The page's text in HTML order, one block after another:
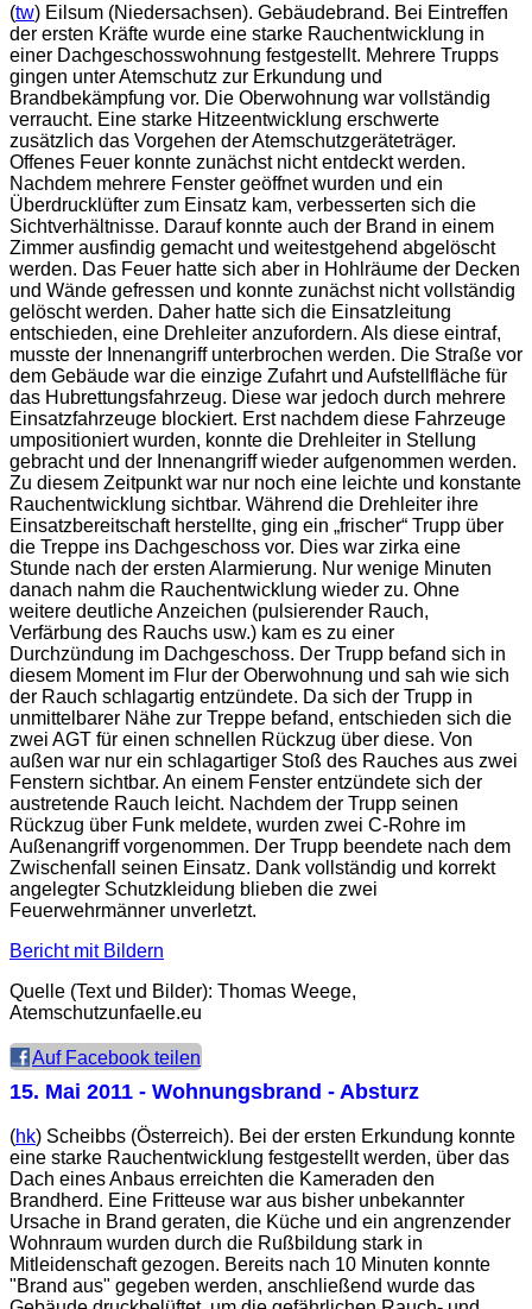
(tw) Eilsum (Niedersachsen). Gebäudebrand. Bei Eintreffen
der ersten Kräfte wurde eine starke Rauchentwicklung in
einer Dachgeschosswohnung festgestellt. Mehrere Trupps
gingen unter Atemschutz zur Erkundung und
Brandbekämpfung vor. Die Oberwohnung war vollständig
verraucht. Eine starke Hitzeentwicklung erschwerte
zusätzlich das Vorgehen der Atemschutzgeräteträger.
Offenes Feuer konnte zunächst nicht entdeckt werden.
Nachdem mehrere Fenster geöffnet wurden und ein
Überdrucklüfter zum Einsatz kam, verbesserten sich die
Sichtverhältnisse. Darauf konnte auch der Brand in einem
Zimmer ausfindig gemacht und weitestgehend abgelöscht
werden. Das Feuer hatte sich aber in Hohlräume der Decken
und Wände gefressen und konnte zunächst nicht vollständig
gelöscht werden. Daher hatte sich die Einsatzleitung
entschieden, eine Drehleiter anzufordern. Als diese eintraf,
musste der Innenangriff unterbrochen werden. Die Straße vor
dem Gebäude war die einzige Zufahrt und Aufstellfläche für
das Hubrettungsfahrzeug. Diese war jedoch durch mehrere
Einsatzfahrzeuge blockiert. Erst nachdem diese Fahrzeuge
umpositioniert wurden, konnte die Drehleiter in Stellung
gebracht und der Innenangriff wieder aufgenommen werden.
Zu diesem Zeitpunkt war nur noch eine leichte und konstante
Rauchentwicklung sichtbar. Während die Drehleiter ihre
Einsatzbereitschaft herstellte, ging ein „frischer“ Trupp über
die Treppe ins Dachgeschoss vor. Dies war zirka eine
Stunde nach der ersten Alarmierung. Nur wenige Minuten
danach nahm die Rauchentwicklung wieder zu. Ohne
weitere deutliche Anzeichen (pulsierender Rauch,
Verfärbung des Rauchs usw.) kam es zu einer
Durchzündung im Dachgeschoss. Der Trupp befand sich in
diesem Moment im Flur der Oberwohnung und sah wie sich
der Rauch schlagartig entzündete. Da sich der Trupp in
unmittelbarer Nähe zur Treppe befand, entschieden sich die
zwei AGT für einen schnellen Rückzug über diese. Von
außen war nur ein schlagartiger Stoß des Rauches aus zwei
Fenstern sichtbar. An einem Fenster entzündete sich der
austretende Rauch leicht. Nachdem der Trupp seinen
Rückzug über Funk meldete, wurden zwei C-Rohre im
Außenangriff vorgenommen. Der Trupp beendete nach dem
Zwischenfall seinen Einsatz. Dank vollständig und korrekt
angelegter Schutzkleidung blieben die zwei
Feuerwehrmänner unverletzt.
Bericht mit Bildern
Quelle (Text und Bilder): Thomas Weege,
Atemschutzunfaelle.eu
Auf Facebook teilen
15. Mai 2011 - Wohnungsbrand - Absturz
(hk) Scheibbs (Österreich). Bei der ersten Erkundung konnte
eine starke Rauchentwicklung festgestellt werden, über das
Dach eines Anbaus erreichten die Kameraden den
Brandherd. Eine Fritteuse war aus bisher unbekannter
Ursache in Brand geraten, die Küche und ein angrenzender
Wohnraum wurden durch die Rußbildung stark in
Mitleidenschaft gezogen. Bereits nach 10 Minuten konnte
"Brand aus" gegeben werden, anschließend wurde das